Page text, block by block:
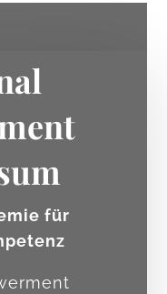
für